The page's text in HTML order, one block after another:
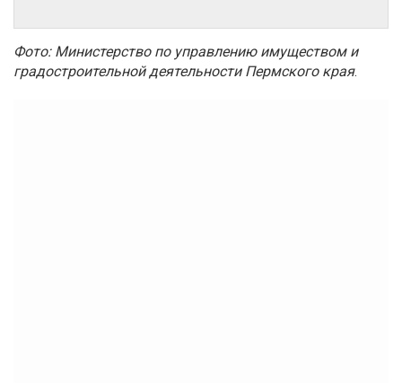
Фото: Министерство по управлению имуществом и
градостроительной деятельности Пермского края.